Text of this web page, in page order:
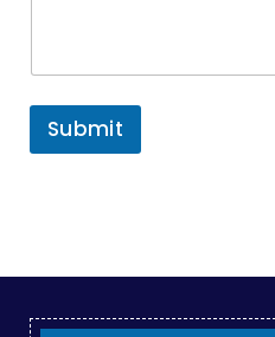
Submit